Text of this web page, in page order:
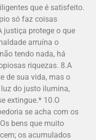
que é satisfeito.
só faz coisas
justiça protege o que
arruína o
tendo nada, há
riquezas. 8.A
de sua vida, mas o
do justo ilumina,
extingue.* 10.O
se acha com os
bens que muito
os acumulados